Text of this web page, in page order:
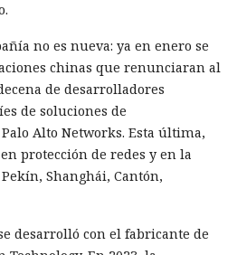
no es nueva: ya en enero se
chinas que renunciaran al
de desarrolladores
de soluciones de
Alto Networks. Esta última,
protección de redes y en la
Shanghái, Cantón,
desarrolló con el fabricante de